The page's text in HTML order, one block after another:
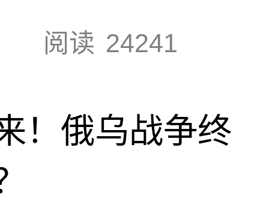
阅读 24241
！俄乌战争终